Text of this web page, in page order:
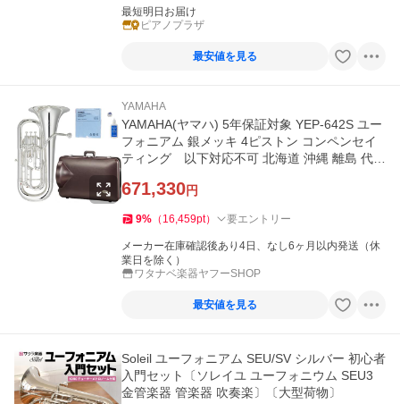
最短明日お届け
ピアノプラザ
最安値を見る
YAMAHA
YAMAHA(ヤマハ) 5年保証対象 YEP-642S ユー
フォニアム 銀メッキ 4ピストン コンペンセイ
ティング 以下対応不可 北海道 沖縄 離島 代引
671,330円
9% （ 16,459pt） 要エントリー
メーカー在庫確認後あり4日、なし6ヶ月以内発送（休
業日を除く）
ワタナベ楽器ヤフーSHOP
最安値を見る
Soleil ユーフォニアム SEU/SV シルバー 初心者
入門セット〔ソレイユ ユーフォニウム SEU3
金管楽器 管楽器 吹奏楽〕〔大型荷物〕